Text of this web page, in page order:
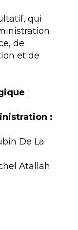
qui
de
et de
:
:
De La
Atallah